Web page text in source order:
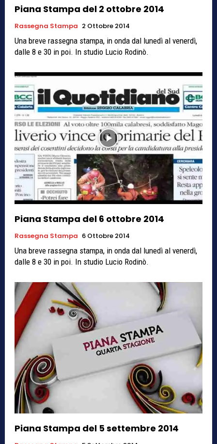
Piana Stampa del 2 ottobre 2014
Rassegna Stampa 2 Ottobre 2014
Una breve rassegna stampa, in onda dal lunedì al venerdì,
dalle 8 e 30 in poi. In studio Lucio Rodinò.
Piana Stampa del 6 ottobre 2014
Rassegna Stampa 6 Ottobre 2014
Una breve rassegna stampa, in onda dal lunedì al venerdì,
dalle 8 e 30 in poi. In studio Lucio Rodinò.
Piana Stampa del 5 settembre 2014